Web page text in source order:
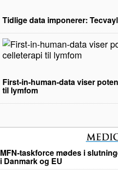
Tidlige data imponerer:
First-in-human-data viser
til lymfom
MFN-taskforce mødes i
i Danmark og EU